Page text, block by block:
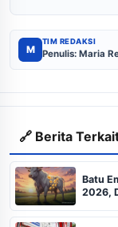
M
TIM REDAKSI
Penulis: Maria
🔗 Berita
Batu
2026,